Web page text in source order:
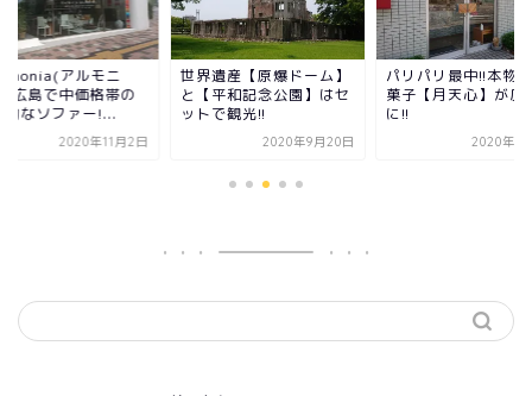
産【原爆ドーム】
和記念公園】はセ
で観光!!
2020年9月20日
パリパリ最中!!本物の和
菓子【月天心】が広島
に!!
2020年6月11日
地元民が【広島城】
所解説!!歴史・駐車
日本酒アイス!?
2020年9